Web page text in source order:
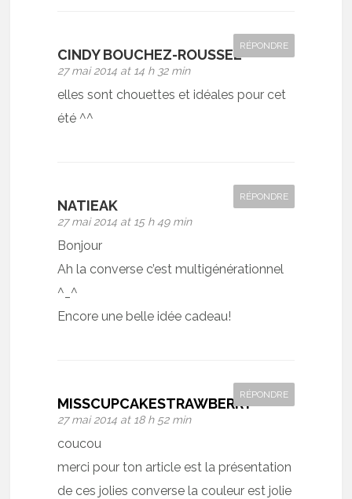
CINDY BOUCHEZ-ROUSSEL
27 mai 2014 at 14 h 32 min
RÉPONDRE
elles sont chouettes et idéales pour cet
été ^^
NATIEAK
27 mai 2014 at 15 h 49 min
RÉPONDRE
Bonjour
Ah la converse c’est multigénérationnel
^_^
Encore une belle idée cadeau!
MISSCUPCAKESTRAWBERRY
27 mai 2014 at 18 h 52 min
RÉPONDRE
coucou
merci pour ton article est la présentation
de ces jolies converse la couleur est jolie